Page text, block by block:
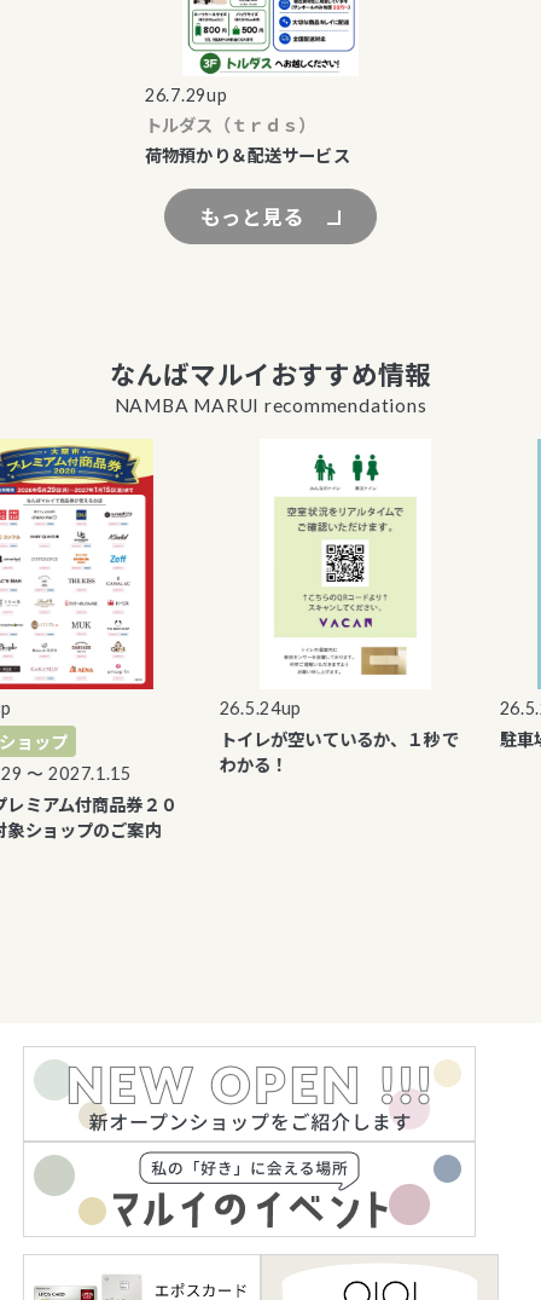
26.7.29up
トルダス（ｔｒｄｓ）
荷物預かり＆配送サービス
もっと見る
なんばマルイおすすめ情報
NAMBA MARUI recommendations
ップ
2027.1.15
アム付商品券２０
ョップのご案内
26.5.24up
トイレが空いているか、１秒で
わかる！
駐車